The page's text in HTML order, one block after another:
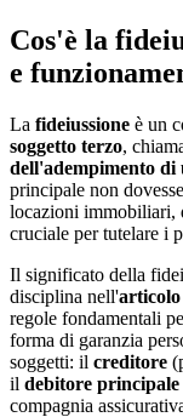
Cos'è la
e
La fideiussione è un
soggetto terzo,
dell'adempimento
principale non
locazioni immobiliari,
cruciale per tutelare i
Il significato della
disciplina nell'articolo
regole fondamentali
forma di garanzia
soggetti: il creditore
il debitore principale
compagnia